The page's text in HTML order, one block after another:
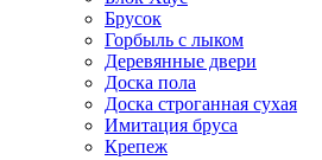
Брусок
Горбыль с лыком
Деревянные двери
Доска пола
Доска строганная сухая
Имитация бруса
Крепеж